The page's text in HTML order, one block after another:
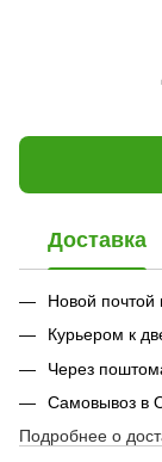
Доставка
Новой
Курьером к
Через
Самовывоз в
Подробнее о